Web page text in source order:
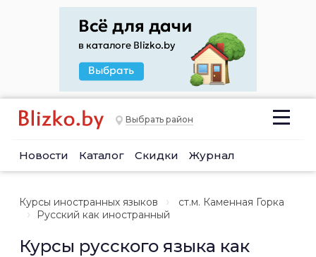
Выбрать район
Новости Каталог Скидки Журнал
Курсы иностранных языков
ст.м. Каменная Горка
Русский как иностранный
Курсы русского языка как